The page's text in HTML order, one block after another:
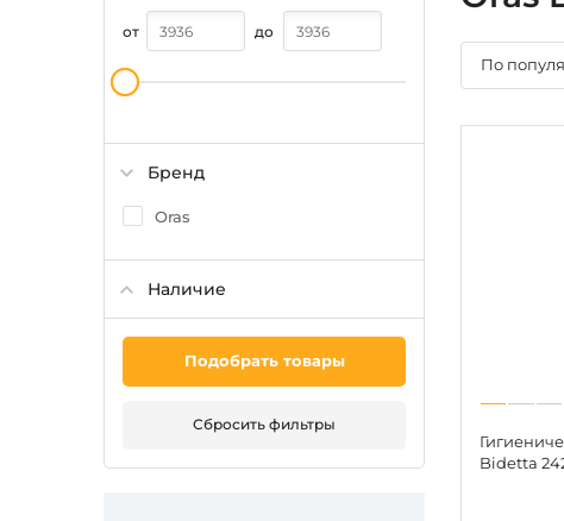
от до
Бренд
Oras
Наличие
Подобрать товары
Сбросить фильтры
По
Bidetta